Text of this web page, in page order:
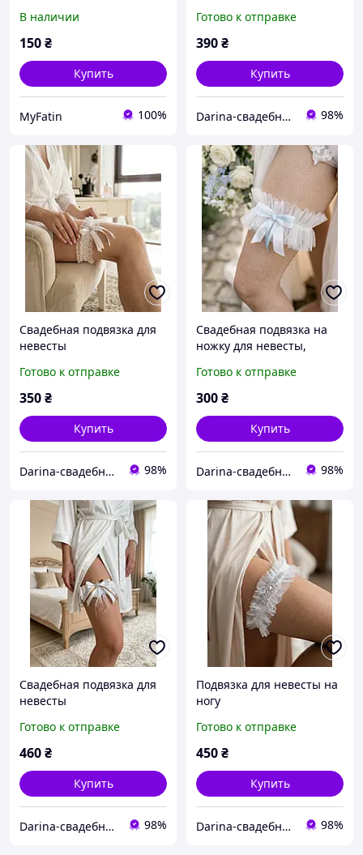
В наличии
150₴
Купить
MyFatin 100%
изумрудный, пудра,
голубой, синий, красный)
Готово к отправке
390₴
Купить
Darina-свадебные аксессуары для невесты 98%
Свадебная подвязка для
невесты
Готово к отправке
350₴
Купить
Darina-свадебные аксессуары для невесты 98%
Свадебная подвязка на
ножку для невесты,
молочном цвете,
украшена лентой и
Готово к отправке
300₴
Купить
Darina-свадебные аксессуары для невесты 98%
Свадебная подвязка для
невесты
Готово к отправке
460₴
Купить
Darina-свадебные аксессуары для невесты 98%
Подвязка для невесты на
ногу
Готово к отправке
450₴
Купить
Darina-свадебные аксессуары для невесты 98%